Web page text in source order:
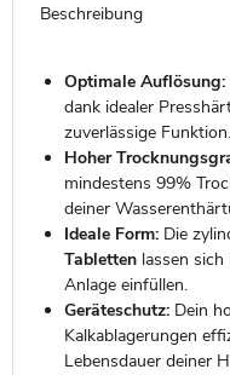
Beschreibung
Optimale Auflösung:
dank idealer
zuverlässige Funktion.
Hoher
mindestens 99%
deiner
Ideale Form:Die
Tablettenlassen sich
Anlage einfüllen.
Geräteschutz:Dein
Kalkablagerungen
Lebensdauer deiner